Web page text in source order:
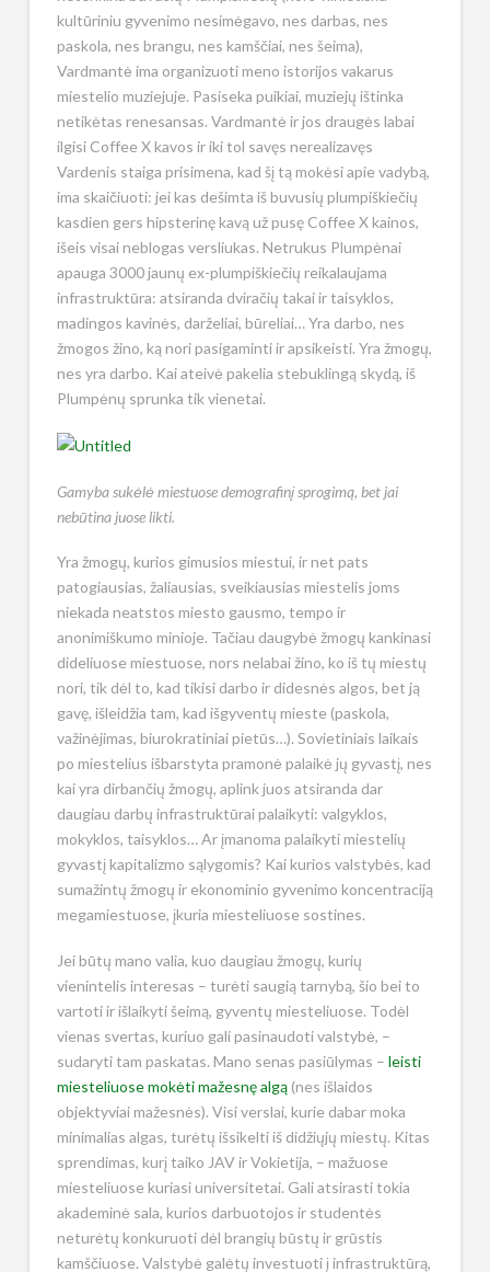
kultūriniu gyvenimo nesimėgavo, nes darbas, nes
paskola, nes brangu, nes kamščiai, nes šeima),
Vardmantė ima organizuoti meno istorijos vakarus
miestelio muziejuje. Pasiseka puikiai, muziejų ištinka
netikėtas renesansas. Vardmantė ir jos draugės labai
ilgisi Coffee X kavos ir iki tol savęs nerealizavęs
Vardenis staiga prisimena, kad šį tą mokėsi apie vadybą,
ima skaičiuoti: jei kas dešimta iš buvusių plumpiškiečių
kasdien gers hipsterinę kavą už pusę Coffee X kainos,
išeis visai neblogas versliukas. Netrukus Plumpėnai
apauga 3000 jaunų ex-plumpiškiečių reikalaujama
infrastruktūra: atsiranda dviračių takai ir taisyklos,
madingos kavinės, darželiai, būreliai… Yra darbo, nes
žmogos žino, ką nori pasigaminti ir apsikeisti. Yra žmogų,
nes yra darbo. Kai ateivė pakelia stebuklingą skydą, iš
Plumpėnų sprunka tik vienetai.
Gamyba sukėlė miestuose demografinį sprogimą, bet jai
nebūtina juose likti.
Yra žmogų, kurios gimusios miestui, ir net pats
patogiausias, žaliausias, sveikiausias miestelis joms
niekada neatstos miesto gausmo, tempo ir
anonimiškumo minioje. Tačiau daugybė žmogų kankinasi
dideliuose miestuose, nors nelabai žino, ko iš tų miestų
nori, tik dėl to, kad tikisi darbo ir didesnės algos, bet ją
gavę, išleidžia tam, kad išgyventų mieste (paskola,
važinėjimas, biurokratiniai pietūs…). Sovietiniais laikais
po miestelius išbarstyta pramonė palaikė jų gyvastį, nes
kai yra dirbančių žmogų, aplink juos atsiranda dar
daugiau darbų infrastruktūrai palaikyti: valgyklos,
mokyklos, taisyklos… Ar įmanoma palaikyti miestelių
gyvastį kapitalizmo sąlygomis? Kai kurios valstybės, kad
sumažintų žmogų ir ekonominio gyvenimo koncentraciją
megamiestuose, įkuria miesteliuose sostines.
Jei būtų mano valia, kuo daugiau žmogų, kurių
vienintelis interesas – turėti saugią tarnybą, šio bei to
vartoti ir išlaikyti šeimą, gyventų miesteliuose. Todėl
vienas svertas, kuriuo gali pasinaudoti valstybė, –
sudaryti tam paskatas. Mano senas pasiūlymas – leisti
miesteliuose mokėti mažesnę algą(nes išlaidos
objektyviai mažesnės). Visi verslai, kurie dabar moka
minimalias algas, turėtų išsikelti iš didžiųjų miestų. Kitas
sprendimas, kurį taiko JAV ir Vokietija, – mažuose
miesteliuose kuriasi universitetai. Gali atsirasti tokia
akademinė sala, kurios darbuotojos ir studentės
neturėtų konkuruoti dėl brangių būstų ir grūstis
kamščiuose. Valstybė galėtų investuoti į infrastruktūrą,